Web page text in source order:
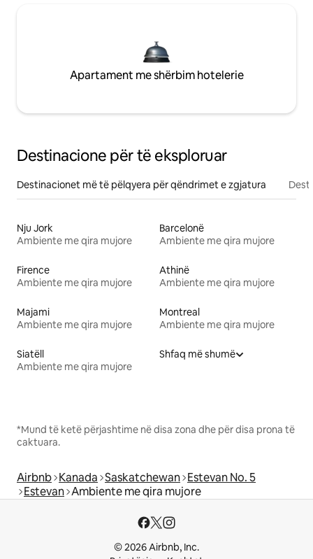
Apartament me shërbim hotelerie
Destinacione për të eksploruar
Destinacionet më të pëlqyera për qëndrimet e zgjatura
Nju Jork
Ambiente me qira mujore
Barcelonë
Ambiente me qira mujore
Firence
Ambiente me qira mujore
Athinë
Ambiente me qira mujore
Majami
Ambiente me qira mujore
Montreal
Ambiente me qira mujore
Siatëll
Ambiente me qira mujore
Shfaq më shumë
*Mund të ketë përjashtime në disa zona dhe për disa prona të
caktuara.
Airbnb Kanada Saskatchewan Estevan No. 5
Estevan Ambiente me qira mujore
© 2026 Airbnb, Inc.